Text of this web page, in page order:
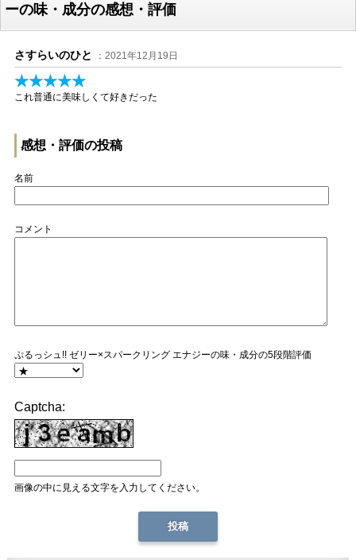
ーの味・成分の感想・評価
さすらいのひと ：2021年12月19日
★★★★★
これ普通に美味しくて好きだった
感想・評価の投稿
名前
コメント
ぷるっシュ!! ゼリー×スパークリング エナジーの味・成分の5段階評価
Captcha:
画像の中に見える文字を入力してください。